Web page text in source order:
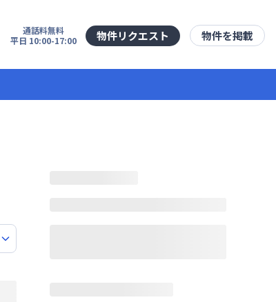
通話料無料
平日 10:00-17:00
物件リクエスト 物件を掲載